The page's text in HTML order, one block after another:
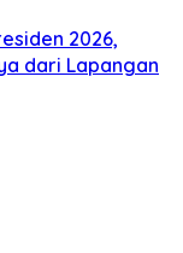
2026,
dari Lapangan